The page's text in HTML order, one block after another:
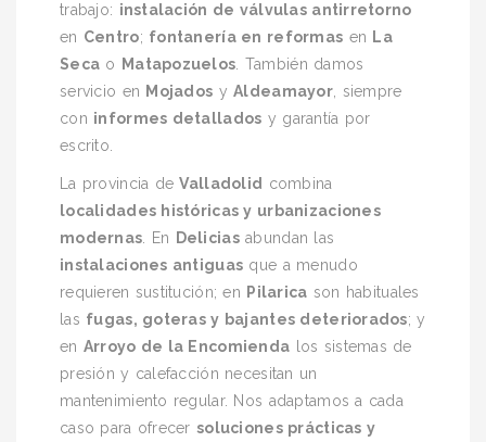
trabajo: instalación de válvulas antirretorno
en Centro; fontanería en reformas en La
Seca o Matapozuelos . También damos
servicio en Mojados yAldeamayor , siempre
con informes detallados y garantía por
escrito.
La provincia deValladolid
combina
localidades históricas y urbanizaciones
modernas . En Deliciasabundan las
instalaciones antiguas que a menudo
requieren sustitución; en Pilarica son habituales
las fugas, goteras y bajantes deteriorados; y
en Arroyo de la Encomienda los sistemas de
presión y calefacción necesitan un
mantenimiento regular. Nos adaptamos a cada
caso para ofrecersoluciones prácticas y